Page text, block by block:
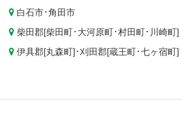
白石市･角田市
柴田郡[柴田町･ 大河原町･村田町･ 川崎町]
伊具郡[丸森町]･刈田郡[蔵王町･七ヶ宿町]